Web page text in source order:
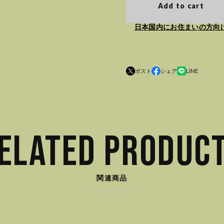
Add to cart
日本国内にお住まいの方向
ポスト シェア LINE
関連商品